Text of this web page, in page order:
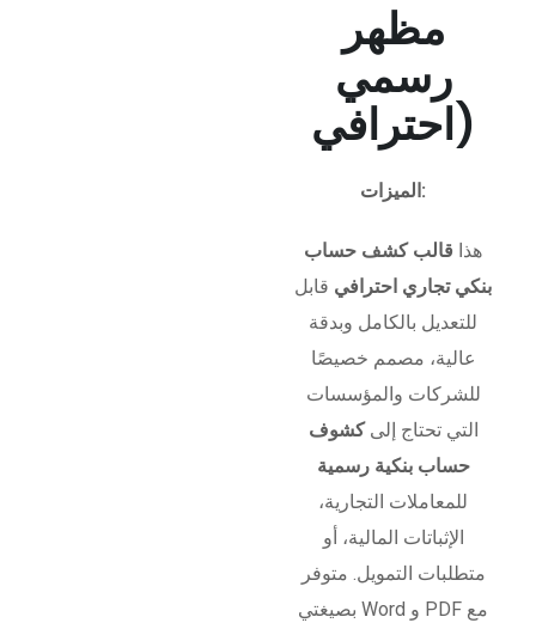
مظهر
رسمي
احترافي)
الميزات:
هذا قالب كشف حساب
بنكي تجاري احترافي قابل
للتعديل بالكامل وبدقة
عالية، مصمم خصيصًا
للشركات والمؤسسات
التي تحتاج إلىكشوف
حساب بنكية رسمية
للمعاملات التجارية،
الإثباتات المالية، أو
متطلبات التمويل. متوفر
بصيغتي Word و PDF مع